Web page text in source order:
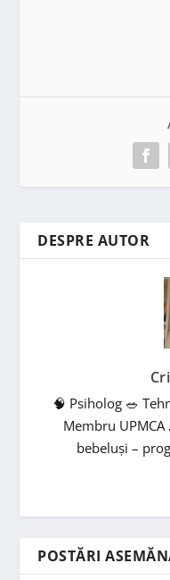
DESPRE AUTOR
🧠 Psiholog 🥗
Membru
bebeluși –
POSTĂRI